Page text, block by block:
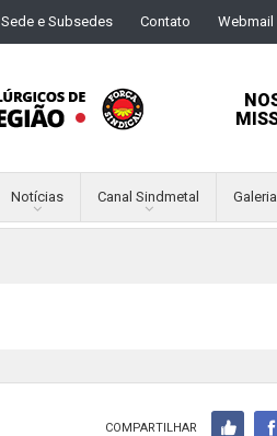
Sede e Subsedes Contato Webmail
Notícias Canal Sindmetal
COMPARTILHAR